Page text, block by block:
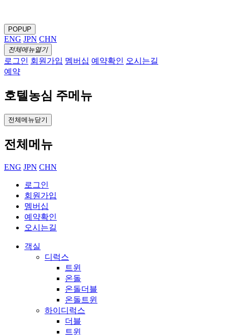
POPUP
ENG JPN CHN
전체메뉴열기
로그인 회원가입 멤버십 예약확인 오시는길
예약
호텔농심 주메뉴
전체메뉴닫기
전체메뉴
ENG JPN CHN
로그인
회원가입
멤버십
예약확인
오시는길
객실
디럭스
트윈
온돌
온돌더블
온돌트윈
하이디럭스
더블
트윈